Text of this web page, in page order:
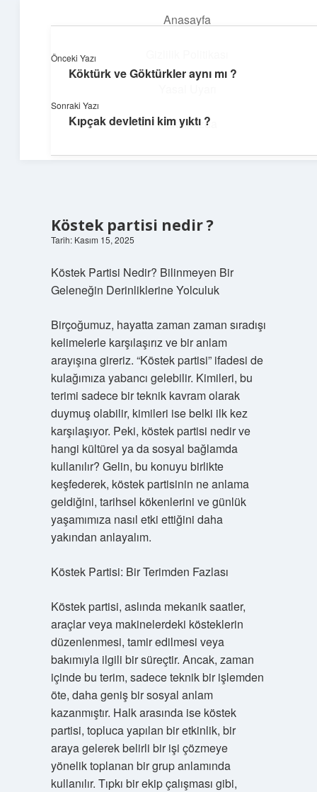
Anasayfa
Hakkımızda
Huzurlu Yaşam Tüyoları
Hayatına ferahlık katan öneriler!
Köstek partisi nedir ?
Tarih: Kasım 15, 2025
Köstek Partisi Nedir? Bilinmeyen Bir
Geleneğin Derinliklerine Yolculuk
Birçoğumuz, hayatta zaman zaman sıradışı
kelimelerle karşılaşırız ve bir anlam
arayışına gireriz. “Köstek partisi” ifadesi de
kulağımıza yabancı gelebilir. Kimileri, bu
terimi sadece bir teknik kavram olarak
duymuş olabilir, kimileri ise belki ilk kez
karşılaşıyor. Peki, köstek partisi nedir ve
hangi kültürel ya da sosyal bağlamda
kullanılır? Gelin, bu konuyu birlikte
keşfederek, köstek partisinin ne anlama
geldiğini, tarihsel kökenlerini ve günlük
yaşamımıza nasıl etki ettiğini daha
yakından anlayalım.
Köstek Partisi: Bir Terimden Fazlası
Köstek partisi, aslında mekanik saatler,
araçlar veya makinelerdeki kösteklerin
düzenlenmesi, tamir edilmesi veya
bakımıyla ilgili bir süreçtir. Ancak, zaman
içinde bu terim, sadece teknik bir işlemden
öte, daha geniş bir sosyal anlam
kazanmıştır. Halk arasında ise köstek
partisi, topluca yapılan bir etkinlik, bir
araya gelerek belirli bir işi çözmeye
yönelik toplanan bir grup anlamında
kullanılır. Tıpkı bir ekip çalışması gibi,
Önceki Yazı
Köktürk ve Göktürkler aynı mı ?
Sonraki Yazı
Kıpçak devletini kim yıktı ?